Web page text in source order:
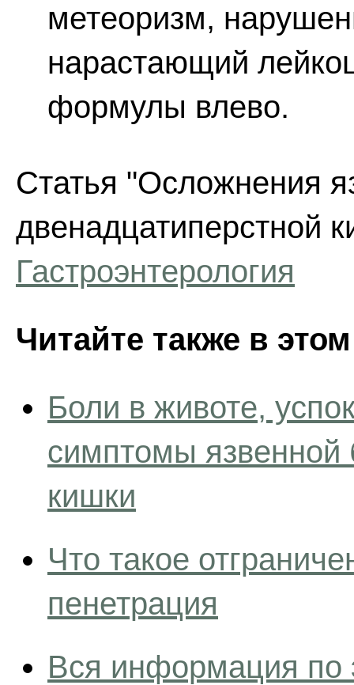
метеоризм,
нарастающий
формулы влево.
Статья "Осложнения
двенадцатиперстной
Гастроэнтерология
Читайте также в
Боли в животе,
симптомы язвенной
кишки
Что такое
пенетрация
Вся информация по